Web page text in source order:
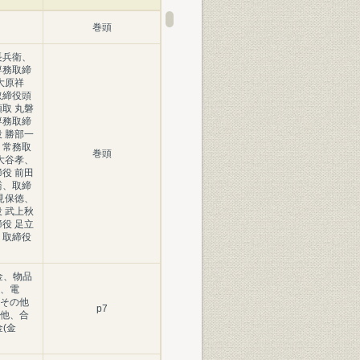
巻頭
衛、
務取締
原祥
締役頭
丸磐
務取締
勝部一
務取
孝、
前田
、取締
徳、
武上秋
足立
取締役
巻頭
、物品
電
の他
、合
(金
p7